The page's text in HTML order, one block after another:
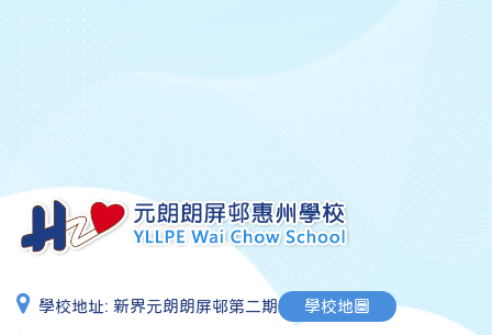
學校地址: 新界元朗朗屏邨第二期 學校地圖